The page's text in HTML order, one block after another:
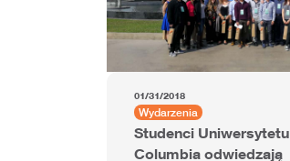
01/31/2018
Wydarzenia
Studenci Uniwersytetu
Columbia odwiedzają